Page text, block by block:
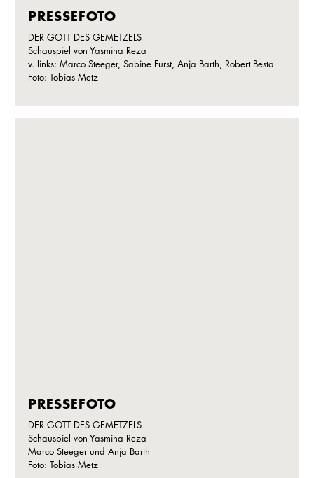
PRESSEFOTO
DER GOTT DES GEMETZELS
Schauspiel von Yasmina Reza
v. links: Marco Steeger, Sabine Fürst, Anja Barth, Robert Besta
Foto: Tobias Metz
PRESSEFOTO
DER GOTT DES GEMETZELS
Schauspiel von Yasmina Reza
Marco Steeger und Anja Barth
Foto: Tobias Metz